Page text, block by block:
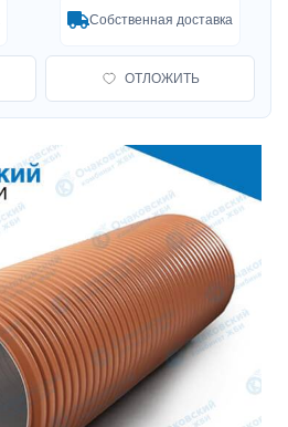
Собственная доставка
ОТЛОЖИТЬ